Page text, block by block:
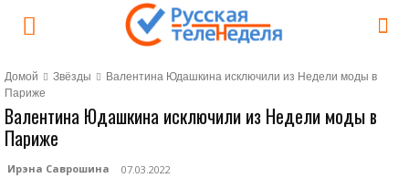
Домой Звёзды
Валентина Юдашкина исключили из Недели моды в
Париже
Валентина Юдашкина исключили из Недели моды в
Париже
Ирэна Саврошина 07.03.2022